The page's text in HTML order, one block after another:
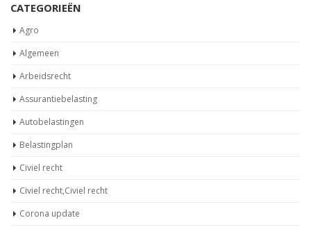
CATEGORIEËN
Agro
Algemeen
Arbeidsrecht
Assurantiebelasting
Autobelastingen
Belastingplan
Civiel recht
Civiel recht,Civiel recht
Corona update